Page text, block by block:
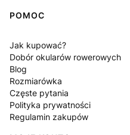
POMOC
Jak kupować?
Dobór okularów rowerowych
Blog
Rozmiarówka
Częste pytania
Polityka prywatności
Regulamin zakupów